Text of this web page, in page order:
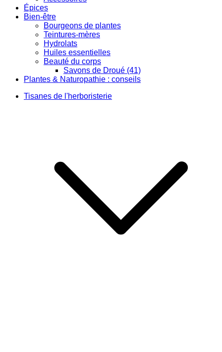
Épices
Bien-être
Bourgeons de plantes
Teintures-mères
Hydrolats
Huiles essentielles
Beauté du corps
Savons de Droué (41)
Plantes & Naturopathie : conseils
Tisanes de l'herboristerie